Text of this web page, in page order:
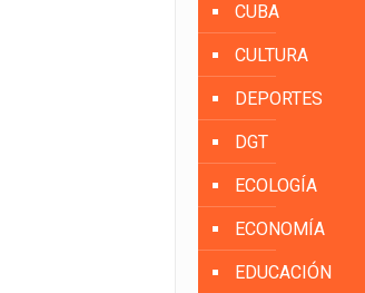
CUBA
CULTURA
DEPORTES
DGT
ECOLOGÍA
ECONOMÍA
EDUCACIÓN